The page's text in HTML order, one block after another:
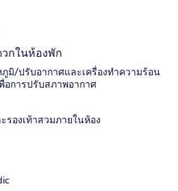
กในห้องพัก
มิ/ปรับอากาศและเครื่องทำความร้อน
การปรับสภาพอากาศ
รองเท้าสวมภายในห้อง